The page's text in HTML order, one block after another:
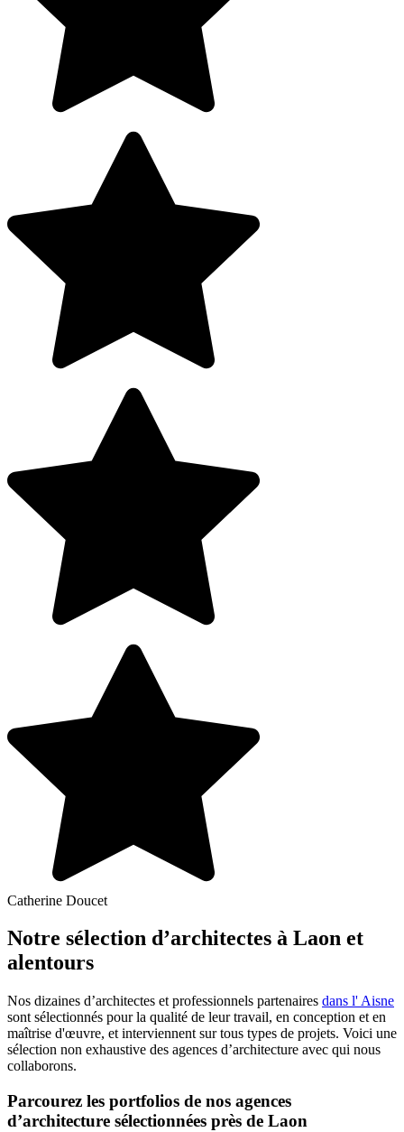
Catherine Doucet
Notre sélection d’architectes à Laon et
alentours
Nos dizaines d’architectes et professionnels partenaires dans l' Aisne
sont sélectionnés pour la qualité de leur travail, en conception et en
maîtrise d'œuvre, et interviennent sur tous types de projets. Voici une
sélection non exhaustive des agences d’architecture avec qui nous
collaborons.
Parcourez les portfolios de nos agences
d’architecture sélectionnées près de Laon